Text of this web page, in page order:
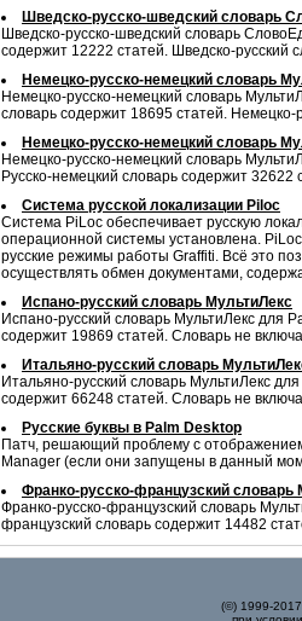
Шведско-русско-шведский словарь
Шведско-русско-шведский словарь
содержит 12222 статей. Шведско-русский
Немецко-русско-немецкий словарь
Немецко-русско-немецкий словарь
словарь содержит 18695 статей. Немецко-
Немецко-русско-немецкий словарь
Немецко-русско-немецкий словарь
Русско-немецкий словарь содержит
Система русской локализации Piloc
Система PiLoc обеспечивает русскую
операционной системы установлена.
русские режимы работы Graffiti. Всё это
осуществлять обмен документами,
Испано-русский словарь МультиЛекс
Испано-русский словарь МультиЛекс для
содержит 19869 статей. Словарь не
Итальяно-русский словарь
Итальяно-русский словарь МультиЛекс
содержит 66248 статей. Словарь не
Русские буквы в Palm Desktop
Патч, решающий проблему с
Manager (если они запущены в данный
Франко-русско-французский словарь
Франко-русско-французский словарь
французский словарь содержит 14482
(©) 1999-